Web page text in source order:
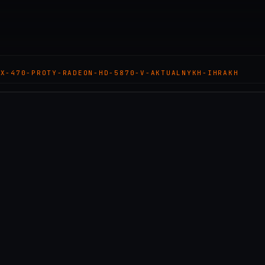
470-PROTY-RADEON-HD-5870-V-AKTUALNYKH-IHRAKH